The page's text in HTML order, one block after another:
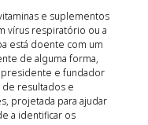
e suplementos
vírus respiratório ou a
está doente com um
de alguma forma,
e fundador
de resultados e
projetada para ajudar
a identificar os